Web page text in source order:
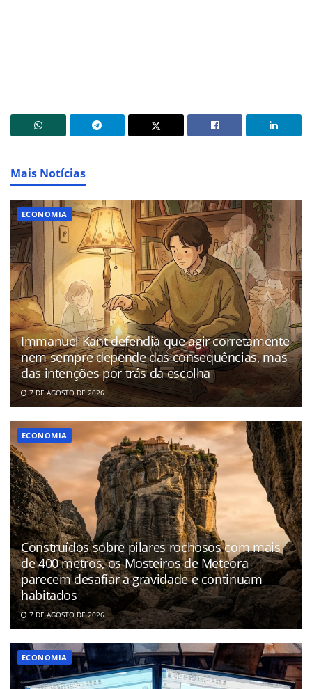
Mais Notícias
ECONOMIA
Immanuel Kant defendia que agir corretamente
nem sempre depende das consequências, mas
das intenções por trás da escolha
7 DE AGOSTO DE 2026
ECONOMIA
Construídos sobre pilares rochosos com mais
de 400 metros, os Mosteiros de Meteora
parecem desafiar a gravidade e continuam
habitados
7 DE AGOSTO DE 2026
ECONOMIA